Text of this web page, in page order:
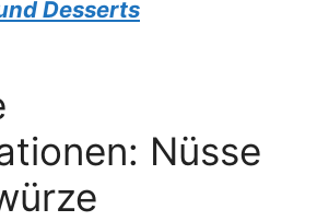
Desserts
Nüsse